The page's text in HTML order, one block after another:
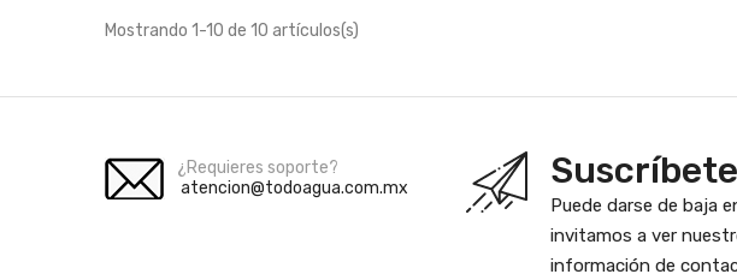
Mostrando 1-10 de 10 artículos(s)
¿Requieres soporte?
atencion@todoagua.com.mx
Puede darse de baja
invitamos a ver
información de